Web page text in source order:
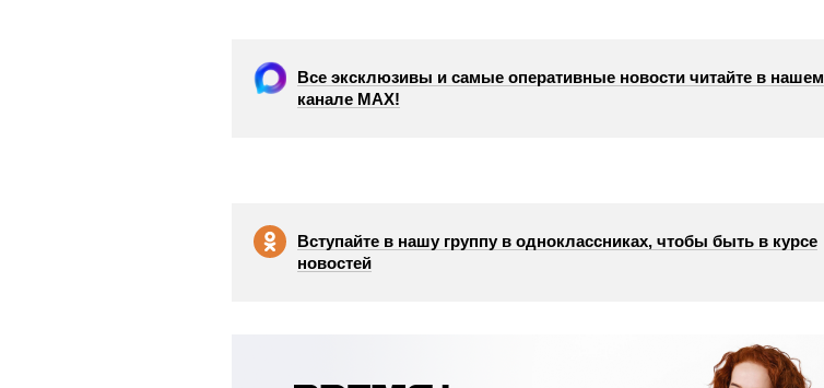
Все эксклюзивы и самые оперативные новости читайте в нашем
канале МАХ!
Вступайте в нашу группу в одноклассниках, чтобы быть в курсе
новостей